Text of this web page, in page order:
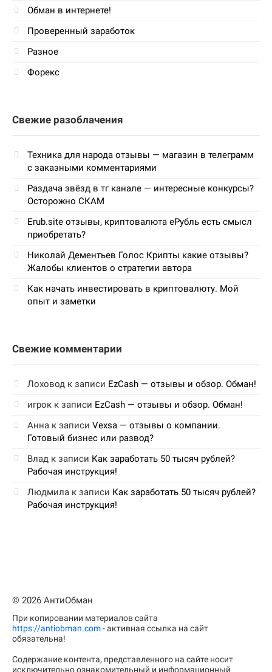
Обман в интернете!
Проверенный заработок
Разное
Форекс
Свежие разоблачения
Техника для народа отзывы — магазин в телеграмм
с заказными комментариями
Раздача звёзд в тг канале — интересные конкурсы?
Осторожно СКАМ
Erub.site отзывы, криптовалюта еРубль есть смысл
приобретать?
Николай Дементьев Голос Крипты какие отзывы?
Жалобы клиентов о стратегии автора
Как начать инвестировать в криптовалюту. Мой
опыт и заметки
Свежие комментарии
Лоховод к записи EzCash — отзывы и обзор. Обман!
игрок к записи EzCash — отзывы и обзор. Обман!
Анна к записи Vexsa — отзывы о компании.
Готовый бизнес или развод?
Влад к записи Как заработать 50 тысяч рублей?
Рабочая инструкция!
Людмила к записи Как заработать 50 тысяч рублей?
Рабочая инструкция!
© 2026 АнтиОбман
При копировании материалов сайта
https://antiobman.com- активная ссылка на сайт
обязательна!
Содержание контента, представленного на сайте носит
исключительно ознакомительный и информационный